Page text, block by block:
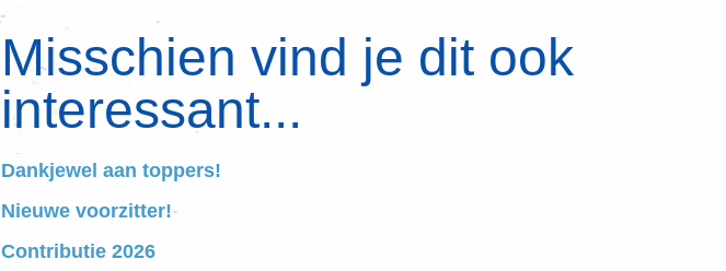
Misschien vind je dit ook
interessant...
Dankjewel aan toppers!
Nieuwe voorzitter!
Contributie 2026